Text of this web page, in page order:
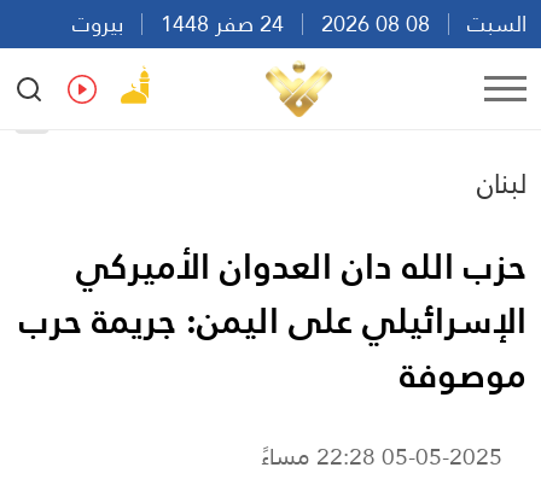
السبت
بيروت
09:18
Ar
لبنان
حزب الله دان العدوان الأميركي
الإسرائيلي على اليمن: جريمة حرب
موصوفة
05-05-2025 22:28 مساءً